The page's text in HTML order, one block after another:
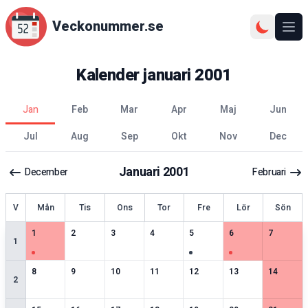
Veckonummer.se
Kalenderjanuari 2001
jan feb mar apr maj
jun
jul
aug sep okt nov dec
December Januari 2001 Februari
Vecka Mån Tis Ons Tor Fre Lör Sön
1
11 speciella datum
2
1speciella datum
3
2speciella datum
4
1speciella datum
5
3speciella datum
6
4speciella datum
7
2
2
8
1speciella datum
9
2speciella datum
10
2speciella datum
11
2speciella datum
12
1speciella datum
13
1speciella datum
14
2